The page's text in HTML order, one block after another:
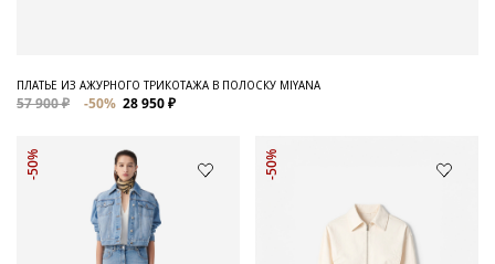
ПЛАТЬЕ ИЗ АЖУРНОГО ТРИКОТАЖА В ПОЛОСКУ MIYANA
57 900 ₽ -50% 28 950 ₽
-50% -50%